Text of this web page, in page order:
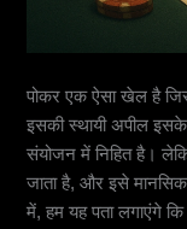
पोकर एक ऐसा खेल है
इसकी स्थायी अपील
संयोजन में निहित है।
जाता है, और इसे मानसिक
में, हम यह पता लगाएंगे